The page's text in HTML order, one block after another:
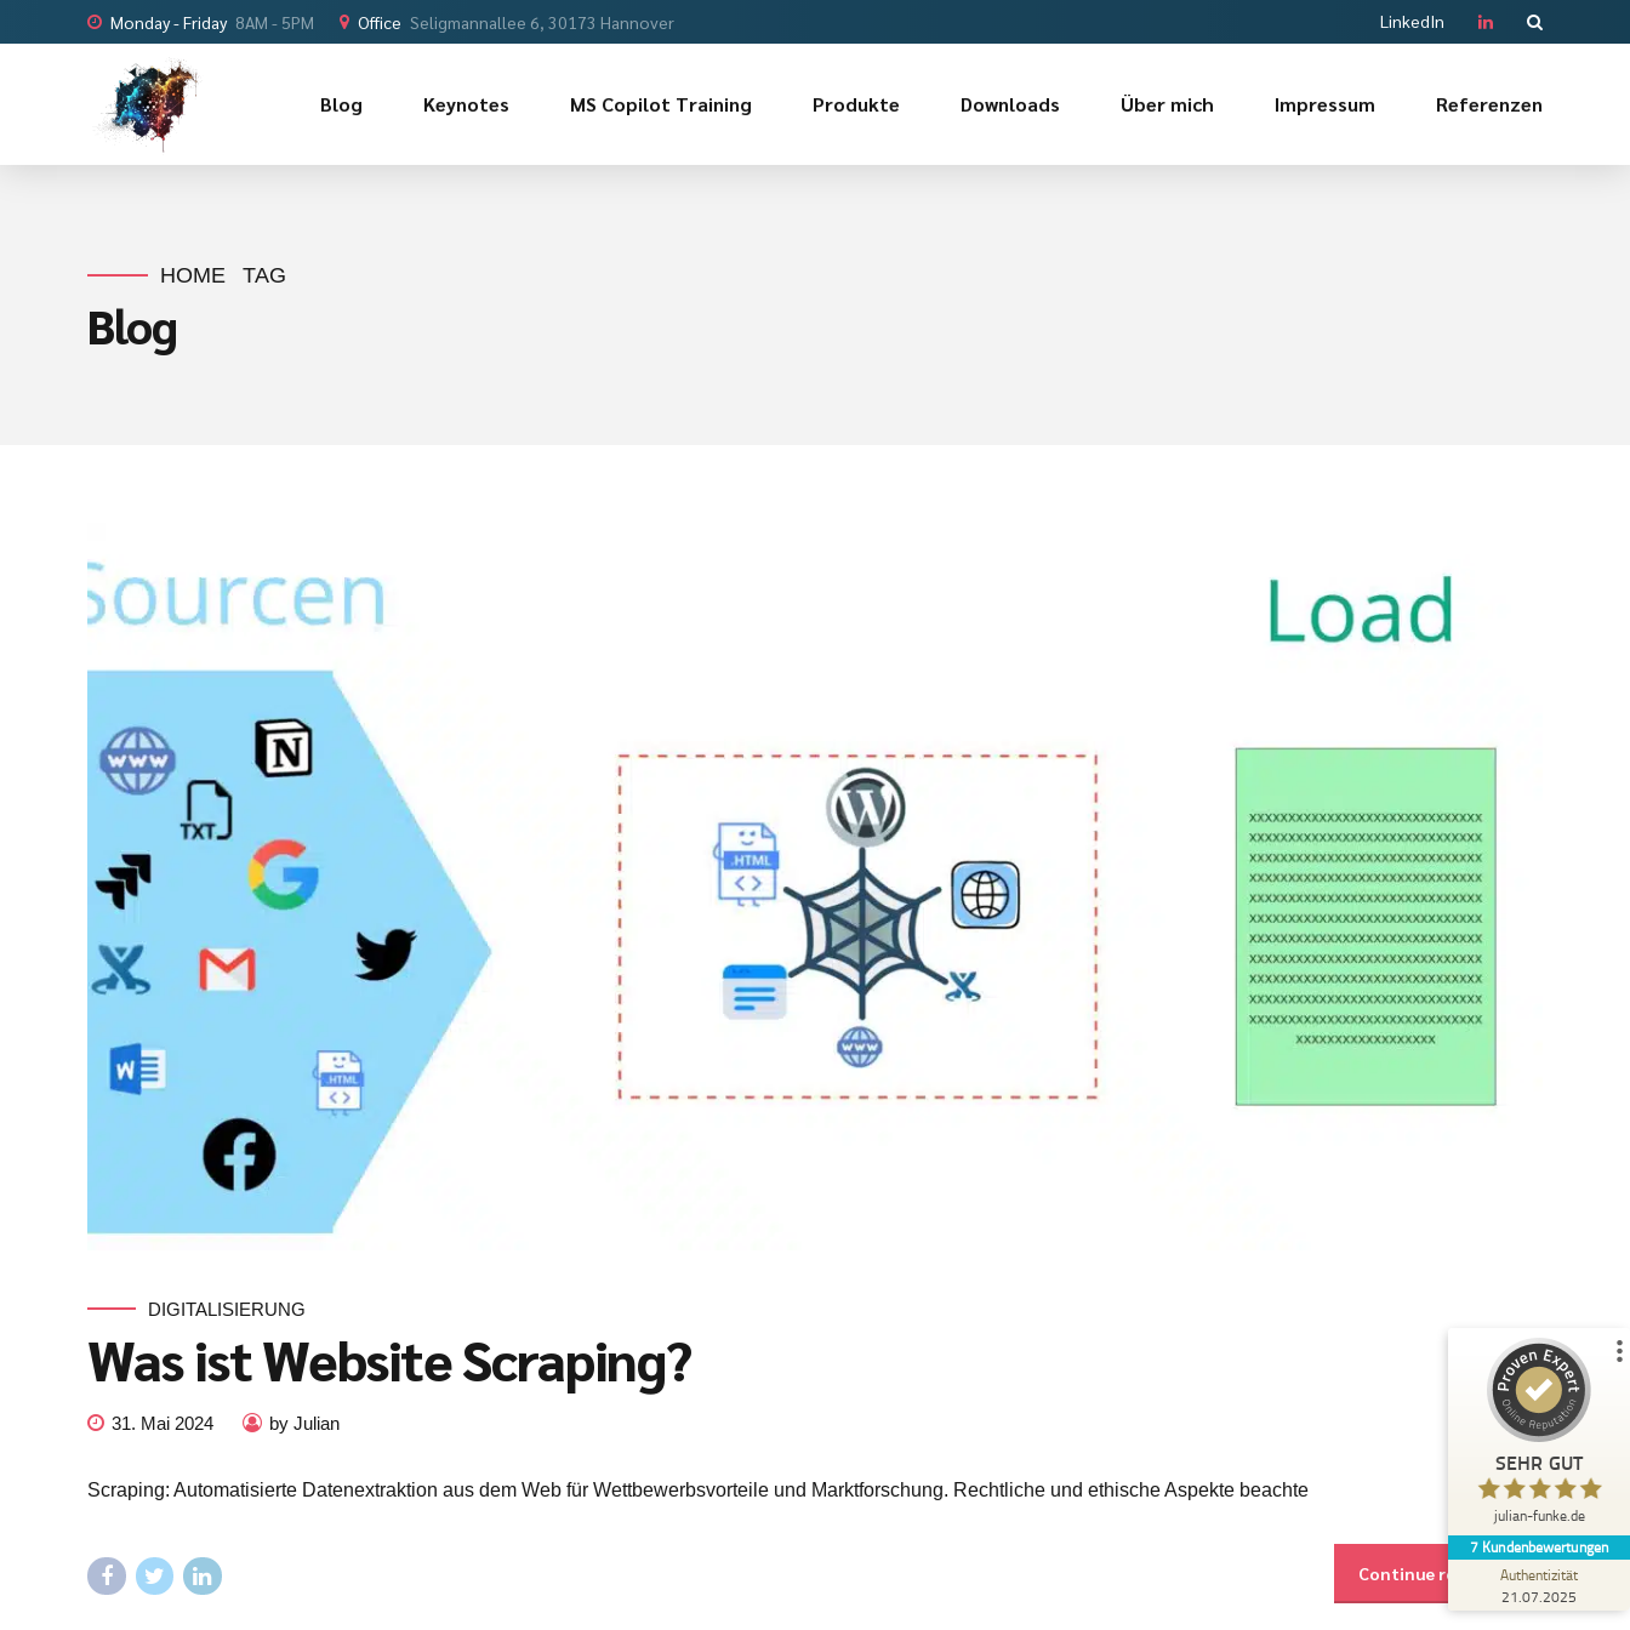
Monday - Friday 8AM - 5PM Office Seligmannallee 6, 30173 Hannover LinkedIn
Blog Keynotes MS Copilot Training Produkte Downloads Über mich Impressum Referenzen
HOME TAG
Blog
DIGITALISIERUNG
Was ist Website Scraping?
31. Mai 2024 by Julian
Scraping: Automatisierte Datenextraktion aus dem Web für Wettbewerbsvorteile und Marktforschung. Rechtliche und ethische Aspekte beachte
Continue reading
SEHR GUT
julian-funke.de
7 Kundenbewertungen
Authentizität
21.07.2025
Kundenbewertungen und Erfahrungen zu
Erfahren Sie mehr über dieses Bewertungssiegel
Anonym
5,00
Julian Funke ist ein wirklicher Experte im KI
Bereich, der auch den technischen
Background mitbringt und Wis...